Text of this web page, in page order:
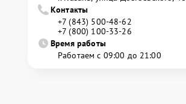
Контакты
+7 (843) 500-48-62
+7 (800) 100-33-26
Время работы
Работаем с 09:00 до 21:00